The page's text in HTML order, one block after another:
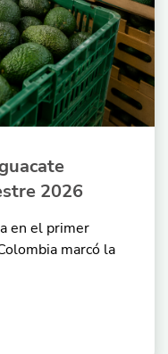
2026
en el primer
marcó la